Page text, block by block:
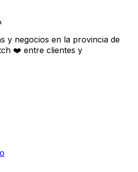
y negocios en la provincia de
❤️ entre clientes y